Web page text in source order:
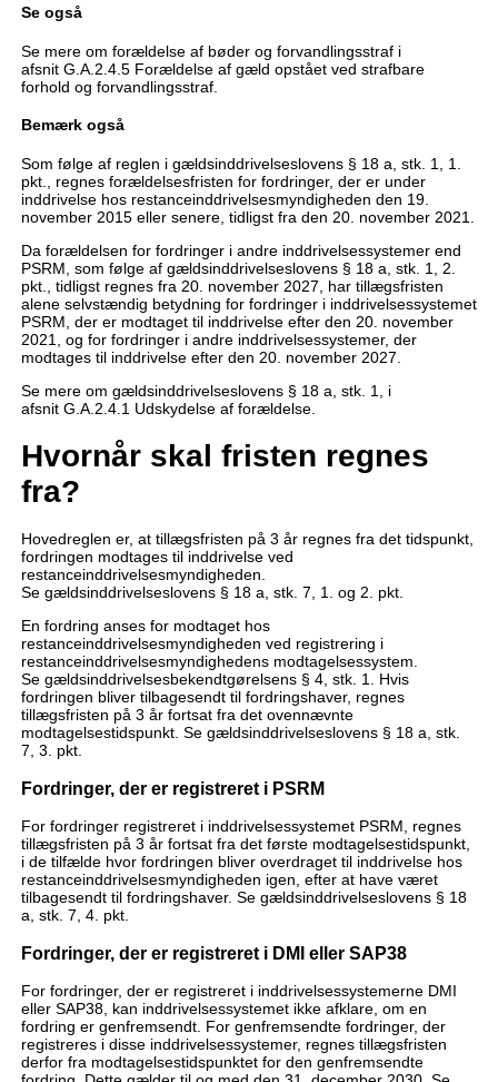
Se også
Se mere om forældelse af bøder og forvandlingsstraf i
afsnit G.A.2.4.5 Forældelse af gæld opstået ved strafbare
forhold og forvandlingsstraf.
Bemærk også
Som følge af reglen i gældsinddrivelseslovens § 18 a, stk. 1, 1.
pkt., regnes forældelsesfristen for fordringer, der er under
inddrivelse hos restanceinddrivelsesmyndigheden den 19.
november 2015 eller senere, tidligst fra den 20. november 2021.
Da forældelsen for fordringer i andre inddrivelsessystemer end
PSRM, som følge af gældsinddrivelseslovens § 18 a, stk. 1, 2.
pkt., tidligst regnes fra 20. november 2027, har tillægsfristen
alene selvstændig betydning for fordringer i inddrivelsessystemet
PSRM, der er modtaget til inddrivelse efter den 20. november
2021, og for fordringer i andre inddrivelsessystemer, der
modtages til inddrivelse efter den 20. november 2027.
Se mere om gældsinddrivelseslovens § 18 a, stk. 1, i
afsnit G.A.2.4.1 Udskydelse af forældelse.
Hvornår skal fristen regnes
fra?
Hovedreglen er, at tillægsfristen på 3 år regnes fra det tidspunkt,
fordringen modtages til inddrivelse ved
restanceinddrivelsesmyndigheden.
Se gældsinddrivelseslovens § 18 a, stk. 7, 1. og 2. pkt.
En fordring anses for modtaget hos
restanceinddrivelsesmyndigheden ved registrering i
restanceinddrivelsesmyndighedens modtagelsessystem.
Se gældsinddrivelsesbekendtgørelsens § 4, stk. 1. Hvis
fordringen bliver tilbagesendt til fordringshaver, regnes
tillægsfristen på 3 år fortsat fra det ovennævnte
modtagelsestidspunkt. Se gældsinddrivelseslovens § 18 a, stk.
7, 3. pkt.
Fordringer, der er registreret i PSRM
For fordringer registreret i inddrivelsessystemet PSRM, regnes
tillægsfristen på 3 år fortsat fra det første modtagelsestidspunkt,
i de tilfælde hvor fordringen bliver overdraget til inddrivelse hos
restanceinddrivelsesmyndigheden igen, efter at have været
tilbagesendt til fordringshaver. Se gældsinddrivelseslovens § 18
a, stk. 7, 4. pkt.
Fordringer, der er registreret i DMI eller SAP38
For fordringer, der er registreret i inddrivelsessystemerne DMI
eller SAP38, kan inddrivelsessystemet ikke afklare, om en
fordring er genfremsendt. For genfremsendte fordringer, der
registreres i disse inddrivelsessystemer, regnes tillægsfristen
derfor fra modtagelsestidspunktet for den genfremsendte